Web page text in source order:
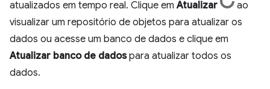
atualizados em tempo real. Clique emAtualizar
ao
visualizar um repositório de objetos para atualizar os
dados ou acesse um banco de dados e clique em
Atualizar banco de dadospara atualizar todos os
dados.